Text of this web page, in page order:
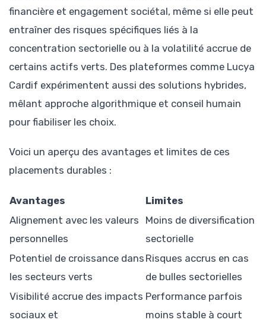
financière et engagement sociétal, même si elle peut
entraîner des risques spécifiques liés à la
concentration sectorielle ou à la volatilité accrue de
certains actifs verts. Des plateformes comme Lucya
Cardif expérimentent aussi des solutions hybrides,
mêlant approche algorithmique et conseil humain
pour fiabiliser les choix.
Voici un aperçu des avantages et limites de ces
placements durables :
Avantages
Limites
Alignement avec les valeurs
personnelles
Moins de diversification
sectorielle
Potentiel de croissance dans
les secteurs verts
Risques accrus en cas
de bulles sectorielles
Visibilité accrue des impacts
sociaux et
Performance parfois
moins stable à court